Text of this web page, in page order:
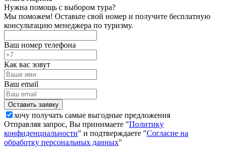
Нужна помощь с выбором тура?
Мы поможем! Оставьте свой номер и получите бесплатную
консультацию менеджера по туризму.
Ваш номер телефона
Как вас зовут
Ваш email
хочу получать самые выгодные предложения
Отправляя запрос, Вы принимаете "Политику
конфиденциальности" и подтверждаете "Согласие на
обработку персональных данных"